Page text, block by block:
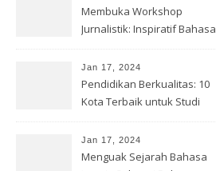
Membuka Workshop
Jurnalistik: Inspiratif Bahasa
Jan 17, 2024
Pendidikan Berkualitas: 10
Kota Terbaik untuk Studi
Jan 17, 2024
Menguak Sejarah Bahasa